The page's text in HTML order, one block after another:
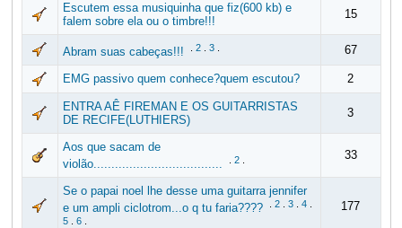
Escutem essa musiquinha que fiz(600 kb) e
falem sobre ela ou o timbre!!!
15
Abram suas cabeças!!! 2. 3. 67
EMG passivo quem conhece?quem escutou? 2
ENTRA AÊ FIREMAN E OS GUITARRISTAS
DE RECIFE(LUTHIERS)
3
Aos que sacam de
violão....................................
2. 33
Se o papai noel lhe desse uma guitarra jennifer
e um ampli ciclotrom...o q tu faria????
2. 3. 4.
5. 6.
177